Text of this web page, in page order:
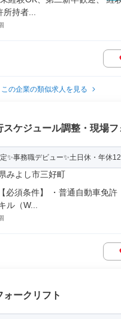
持者...
この企業の類似求人を見る
スケジュール調整・現場
✨事務職デビュー✨土日休・年休
みよし市三好町
必須条件】 ・普通自動車免許
ル（W...
ークリフト